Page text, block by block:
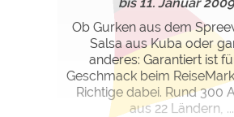
Ob Gurken aus dem
Salsa aus Kuba oder
anderes: Garantiert ist
Geschmack beim
Richtige dabei. Rund 300
aus 22 Ländern, ...